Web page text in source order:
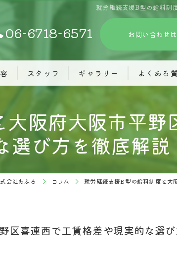
就労継続支援B型の給料制
06-6718-6571 お問い合わせ
スタッフ ギャラリー よくある
阪府大阪市平
選び方を徹底解説
会社あふろ コラム 就労継続支援B型の給料制度と大
区喜連西で工賃格差や現実的な選